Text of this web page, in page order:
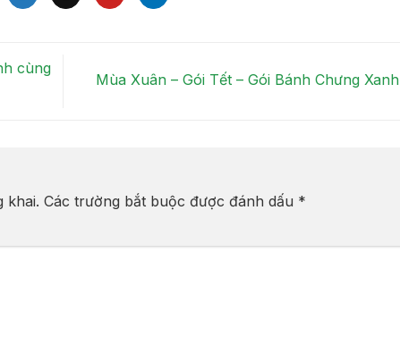
cùng
Mùa Xuân – Gói Tết – Gói Bánh Chưng Xanh
khai. Các trường bắt buộc được đánh dấu *